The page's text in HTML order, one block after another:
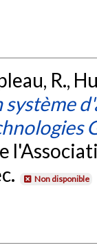
R.,
système
Non disponible